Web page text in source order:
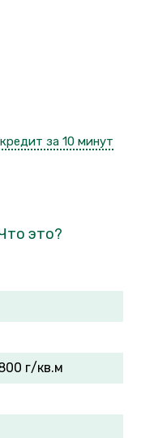
за 10 минут
это?
г/кв.м